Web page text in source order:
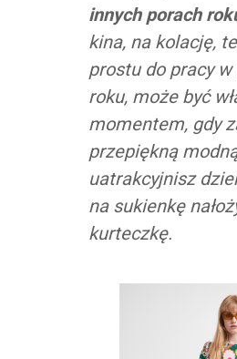
innych porach
kina, na kolację,
prostu do pracy
roku, może być
momentem, gdy
przepiękną
uatrakcyjnisz
na sukienkę
kurteczkę.